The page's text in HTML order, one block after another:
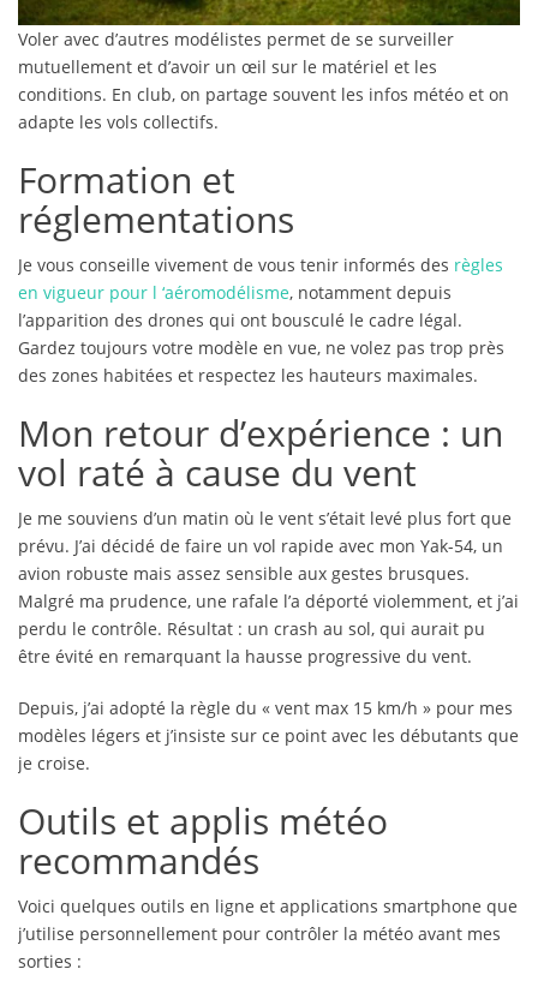
Voler avec d’autres modélistes permet de se surveiller
mutuellement et d’avoir un œil sur le matériel et les
conditions. En club, on partage souvent les infos météo et on
adapte les vols collectifs.
Formation et
réglementations
Je vous conseille vivement de vous tenir informés des règles
en vigueur pour l ‘aéromodélisme, notamment depuis
l’apparition des drones qui ont bousculé le cadre légal.
Gardez toujours votre modèle en vue, ne volez pas trop près
des zones habitées et respectez les hauteurs maximales.
Mon retour d’expérience : un
vol raté à cause du vent
Je me souviens d’un matin où le vent s’était levé plus fort que
prévu. J’ai décidé de faire un vol rapide avec mon Yak-54, un
avion robuste mais assez sensible aux gestes brusques.
Malgré ma prudence, une rafale l’a déporté violemment, et j’ai
perdu le contrôle. Résultat : un crash au sol, qui aurait pu
être évité en remarquant la hausse progressive du vent.
Depuis, j’ai adopté la règle du « vent max 15 km/h » pour mes
modèles légers et j’insiste sur ce point avec les débutants que
je croise.
Outils et applis météo
recommandés
Voici quelques outils en ligne et applications smartphone que
j’utilise personnellement pour contrôler la météo avant mes
sorties :